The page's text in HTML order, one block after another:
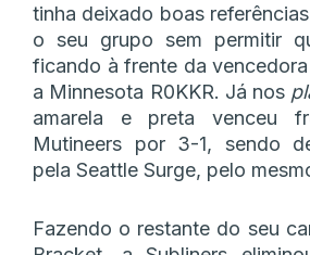
tinha deixado boas
o seu grupo sem permitir
ficando à frente da
a Minnesota R0KKR. Já nos
amarela e preta venceu
Mutineers por 3-1, sendo
pela Seattle Surge, pelo
Fazendo o restante do seu